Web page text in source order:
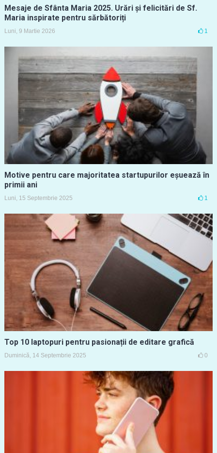
Mesaje de Sfânta Maria 2025. Urări și felicitări de Sf.
Maria inspirate pentru sărbătoriți
Luni, 9 Martie 2026 1
Motive pentru care majoritatea startupurilor eșuează în
primii ani
Luni, 15 Septembrie 2025 1
Top 10 laptopuri pentru pasionații de editare grafică
Duminică, 14 Septembrie 2025 0